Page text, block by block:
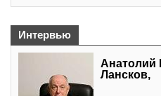
Интервью
Анатолий
Лансков,